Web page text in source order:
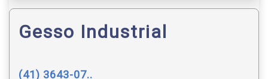
Gesso Industrial
(41) 3643-07..